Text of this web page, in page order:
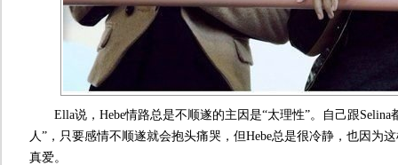
Ella说，Hebe情路总是不顺遂的主因是“太理性”。自己跟Selina
人”，只要感情不顺遂就会抱头痛哭，但Hebe总是很冷静，也因为
真爱。